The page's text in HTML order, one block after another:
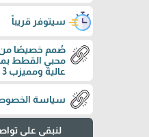
سيتوفر قريباً
صُمم خصيصًا
محبي القطط
عالية ومميزب 3 روائح
سياسة
لنبقى على